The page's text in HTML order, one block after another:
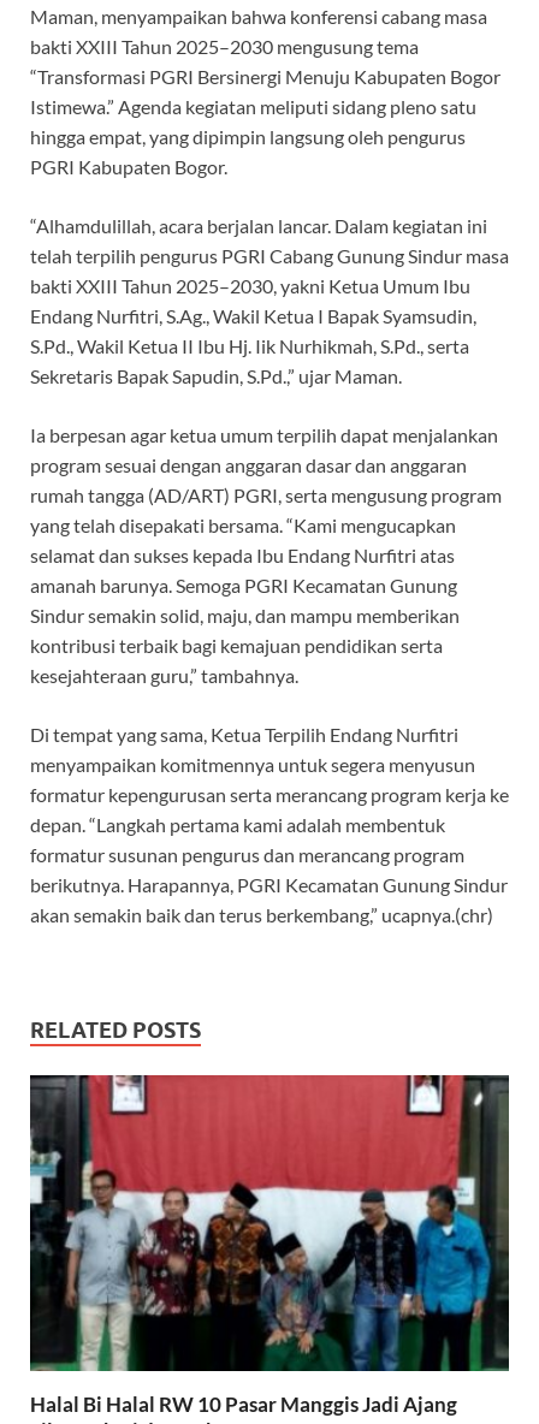
Maman, menyampaikan bahwa konferensi cabang masa
bakti XXIII Tahun 2025–2030 mengusung tema
“Transformasi PGRI Bersinergi Menuju Kabupaten Bogor
Istimewa.” Agenda kegiatan meliputi sidang pleno satu
hingga empat, yang dipimpin langsung oleh pengurus
PGRI Kabupaten Bogor.
“Alhamdulillah, acara berjalan lancar. Dalam kegiatan ini
telah terpilih pengurus PGRI Cabang Gunung Sindur masa
bakti XXIII Tahun 2025–2030, yakni Ketua Umum Ibu
Endang Nurfitri, S.Ag., Wakil Ketua I Bapak Syamsudin,
S.Pd., Wakil Ketua II Ibu Hj. Iik Nurhikmah, S.Pd., serta
Sekretaris Bapak Sapudin, S.Pd.,” ujar Maman.
Ia berpesan agar ketua umum terpilih dapat menjalankan
program sesuai dengan anggaran dasar dan anggaran
rumah tangga (AD/ART) PGRI, serta mengusung program
yang telah disepakati bersama. “Kami mengucapkan
selamat dan sukses kepada Ibu Endang Nurfitri atas
amanah barunya. Semoga PGRI Kecamatan Gunung
Sindur semakin solid, maju, dan mampu memberikan
kontribusi terbaik bagi kemajuan pendidikan serta
kesejahteraan guru,” tambahnya.
Di tempat yang sama, Ketua Terpilih Endang Nurfitri
menyampaikan komitmennya untuk segera menyusun
formatur kepengurusan serta merancang program kerja ke
depan. “Langkah pertama kami adalah membentuk
formatur susunan pengurus dan merancang program
berikutnya. Harapannya, PGRI Kecamatan Gunung Sindur
akan semakin baik dan terus berkembang,” ucapnya.(chr)
RELATED POSTS
Halal Bi Halal RW 10 Pasar Manggis Jadi Ajang